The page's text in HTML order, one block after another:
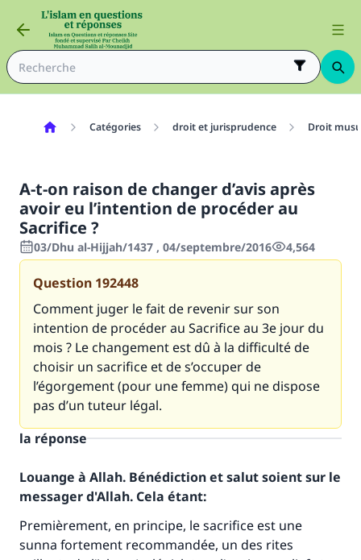
Catégories droit et jurisprudence Droit
A-t-on raison de changer d’avis après
avoir eu l’intention de procéder au
Sacrifice ?
03/Dhu al-Hijjah/1437 , 04/septembre/2016 4,564
Question 192448
Comment juger le fait de revenir sur son
intention de procéder au Sacrifice au 3e jour du
mois ? Le changement est dû à la difficulté de
choisir un sacrifice et de s’occuper de
l’égorgement (pour une femme) qui ne dispose
pas d’un tuteur légal.
la réponse
Louange à Allah. Bénédiction et salut soient sur le
messager d'Allah. Cela étant:
Premièrement, en principe, le sacrifice est une
sunna fortement recommandée, un des rites